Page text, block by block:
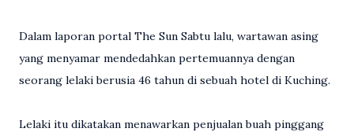
Dalam laporan portal The Sun Sabtu lalu, wartawan asing
yang menyamar mendedahkan pertemuannya dengan
seorang lelaki berusia 46 tahun di sebuah hotel di Kuching.
Lelaki itu dikatakan menawarkan penjualan buah pinggang